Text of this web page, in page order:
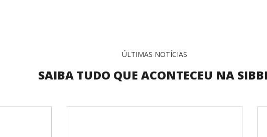
ÚLTIMAS NOTÍCIAS
SAIBA TUDO QUE ACONTECEU NA